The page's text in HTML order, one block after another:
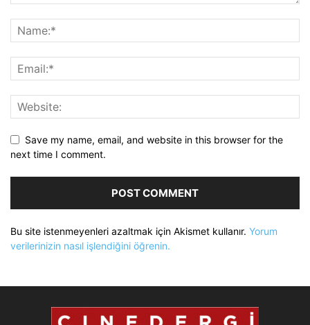
Save my name, email, and website in this browser for the
next time I comment.
Bu site istenmeyenleri azaltmak için Akismet kullanır. Yorum
verilerinizin nasıl işlendiğini öğrenin.